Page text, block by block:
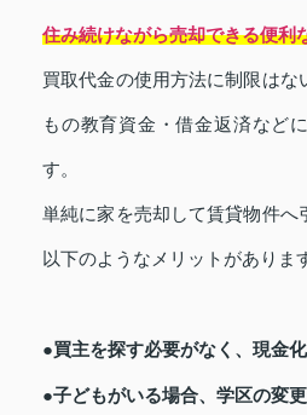
住み続けながら売却できる便利
買取代金の使用方法に制限はな
もの教育資金・借金返済など
す。
単純に家を売却して賃貸物件へ
以下のようなメリットがありま
●買主を探す必要がなく、現金
●子どもがいる場合、学区の変